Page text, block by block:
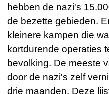
hebben de nazi's
de bezette gebieden.
kleinere kampen die
kortdurende operaties
bevolking. De meeste
door de nazi's zelf
drie maanden. Deze